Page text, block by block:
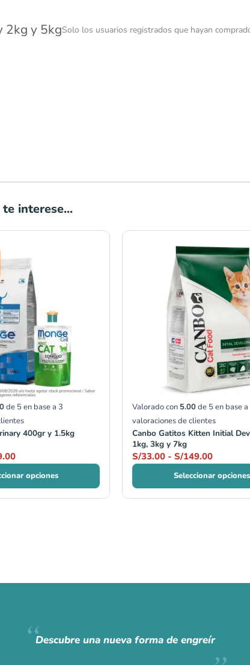
2kg y 5kgSolo los usuarios registrados que hayan
interese...
de 5 en base a 3
400gr y 1.5kg
precios:
desde
S/20.00
hasta
S/59.00
opciones
Valorado con 5.00de 5 en base a
valoraciones de clientes
Canbo Gatitos Kitten Initial
1kg, 3kg y 7kg
S/33.00 - S/149.00
de
precios:
desde
S/33.00
hasta
S/149.00
Seleccionar opciones
Descubre una nueva forma de engreír